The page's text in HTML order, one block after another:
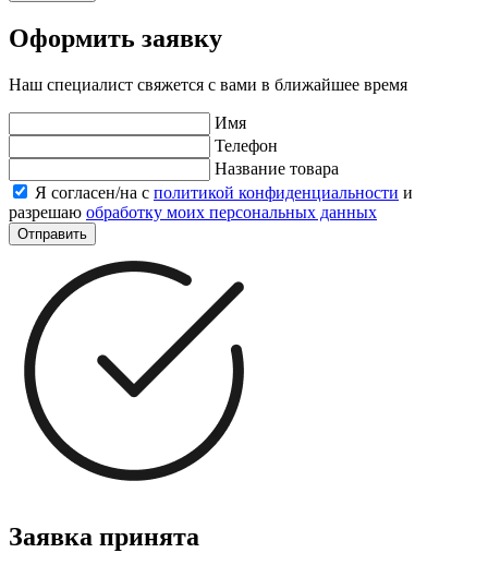
Оформить заявку
Наш специалист свяжется с вами в ближайшее время
Имя
Телефон
Название товара
Я согласен/на с политикой конфиденциальности и
разрешаю обработку моих персональных данных
Отправить
Заявка принята